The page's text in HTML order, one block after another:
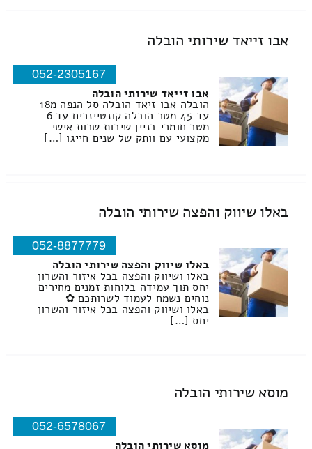
אבו זייאד שירותי הובלה
052-2305167
אבו זייאד שירותי הובלה
הובלה אבו זיאד הובלה סל הנפה מ18
עד 45 מטר הובלה קונטיינרים עד 6
מטר חומרי בניין שירות שרות אישי
מקצועי עם וותק של שנים חייגו […]
באלו שיווק והפצה שירותי הובלה
052-8877779
באלו שיווק והפצה שירותי הובלה
באלו ושיווק והפצה בכל איזור והשרון
יחס תוך עמידה בלוחות זמנים מחירים
נוחים נשמח לעמוד לשרותכם ✿
באלו ושיווק והפצה בכל איזור והשרון
יחס […]
מוסא שירותי הובלה
052-6578067
מוסא שירותי הובלה